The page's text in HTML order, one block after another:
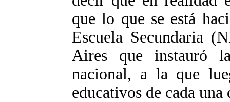
que lo que se está
Escuela Secundaria
Aires que instauró
nacional, a la que
educativos de cada